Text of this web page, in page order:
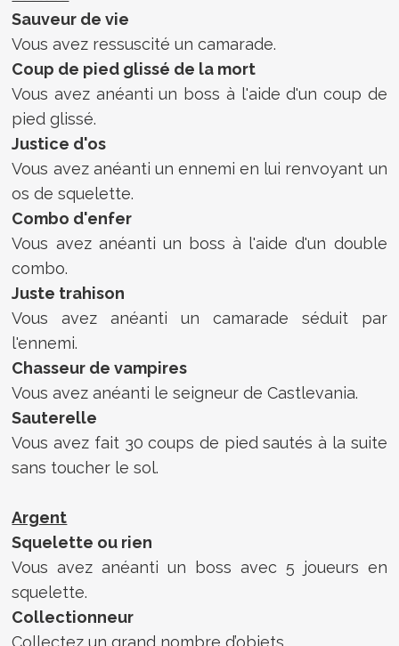
Sauveur de vie
Vous avez ressuscité un camarade.
Coup de pied glissé de la mort
Vous avez anéanti un boss à l'aide d'un coup de
pied glissé.
Justice d'os
Vous avez anéanti un ennemi en lui renvoyant un
os de squelette.
Combo d'enfer
Vous avez anéanti un boss à l'aide d'un double
combo.
Juste trahison
Vous avez anéanti un camarade séduit par
l'ennemi.
Chasseur de vampires
Vous avez anéanti le seigneur de Castlevania.
Sauterelle
Vous avez fait 30 coups de pied sautés à la suite
sans toucher le sol.
Argent
Squelette ou rien
Vous avez anéanti un boss avec 5 joueurs en
squelette.
Collectionneur
Collectez un grand nombre d’objets.